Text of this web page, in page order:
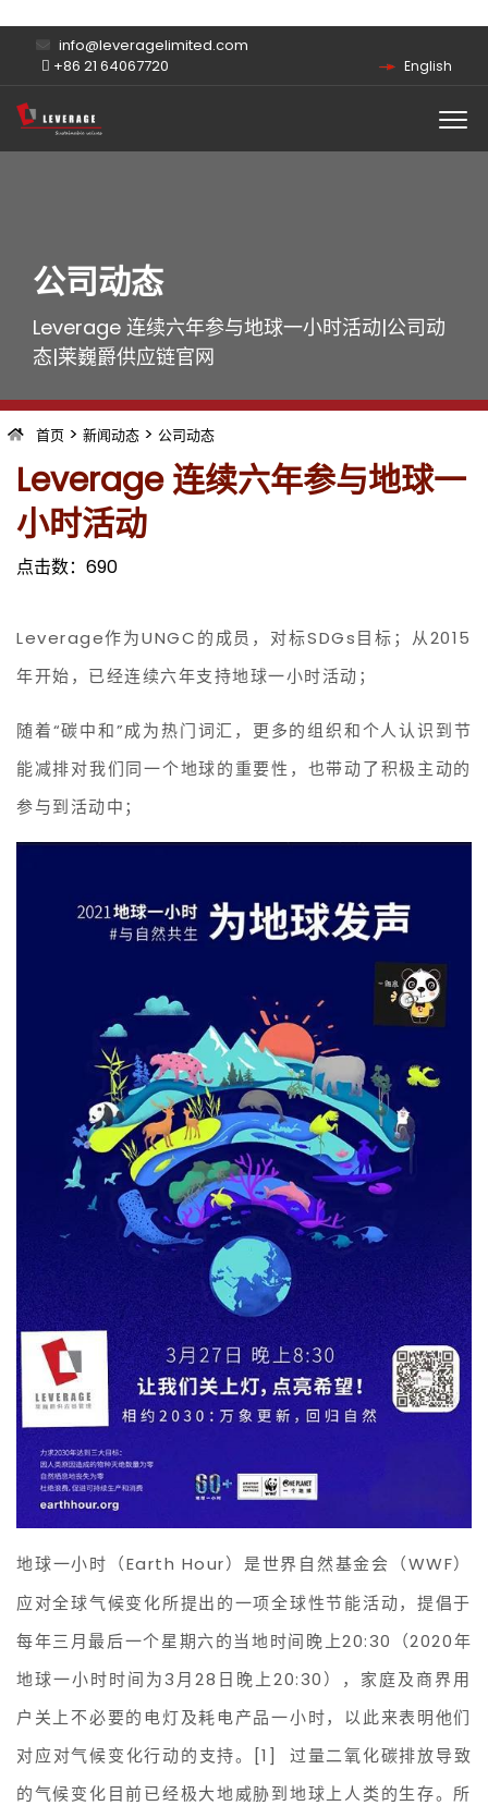
info@leveragelimited.com
+86 21 64067720
English
公司动态
Leverage 连续六年参与地球一小时活动|公司动
态|莱巍爵供应链官网
首页 > 新闻动态 > 公司动态
Leverage 连续六年参与地球一
小时活动
点击数： 690
Leverage作为UNGC的成员，对标SDGs目标；从2015
年开始，已经连续六年支持地球一小时活动；
随着“碳中和”成为热门词汇，更多的组织和个人认识到节
能减排对我们同一个地球的重要性，也带动了积极主动的
参与到活动中；
地球一小时（Earth Hour）是世界自然基金会（WWF）
应对全球气候变化所提出的一项全球性节能活动，提倡于
每年三月最后一个星期六的当地时间晚上20:30（2020年
地球一小时时间为3月28日晚上20:30），家庭及商界用
户关上不必要的电灯及耗电产品一小时，以此来表明他们
对应对气候变化行动的支持。[1] 过量二氧化碳排放导致
的气候变化目前已经极大地威胁到地球上人类的生存。所